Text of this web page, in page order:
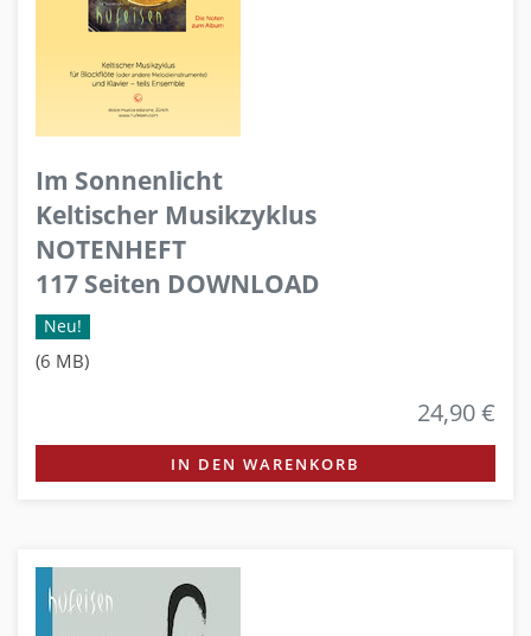
Im Sonnenlicht
Keltischer Musikzyklus
NOTENHEFT
117 Seiten DOWNLOAD
Neu!
(6 MB)
24,90 €
IN DEN WARENKORB